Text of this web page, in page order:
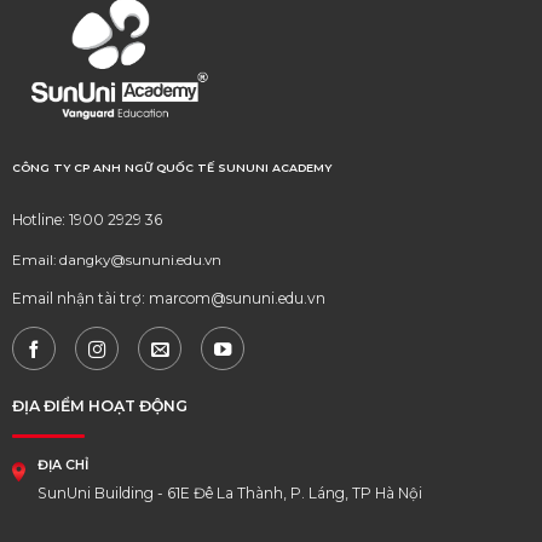
CÔNG TY CP ANH NGỮ QUỐC TẾ SUNUNI ACADEMY
Hotline: 1900 2929 36
Email: dangky@sununi.edu.vn
Email nhận tài trợ: marcom@sununi.edu.vn
ĐỊA ĐIỂM HOẠT ĐỘNG
ĐỊA CHỈ
SunUni Building - 61E Đê La Thành, P. Láng, TP Hà Nội